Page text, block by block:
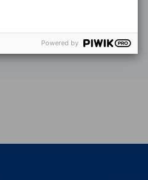
Powered by